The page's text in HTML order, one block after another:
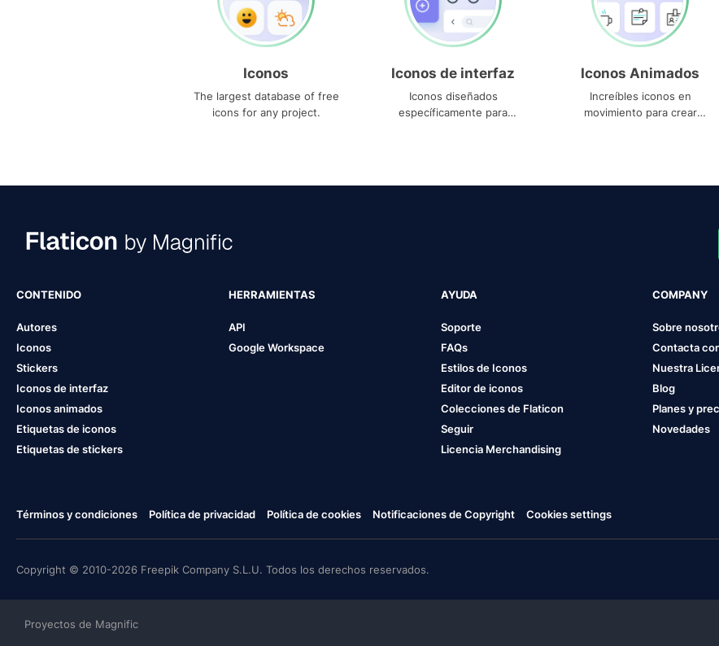
Iconos
The largest database of free
icons for any project.
Iconos de interfaz
Iconos diseñados
específicamente para
Iconos Animados
Increíbles iconos en
movimiento para crear
CONTENIDO
Autores
Iconos
Stickers
Iconos de interfaz
Iconos animados
Etiquetas de iconos
Etiquetas de stickers
HERRAMIENTAS
API
Google Workspace
AYUDA
Soporte
FAQs
Estilos de Iconos
Editor de iconos
Colecciones de Flaticon
Seguir
Licencia Merchandising
COMPANY
Sobre
Contacta
Nuestra
Blog
Planes y
Novedades
Términos y condiciones Política de privacidad Política de cookies Notificaciones de Copyright Cookies settings
Copyright © 2010-2026 Freepik Company S.L.U. Todos los derechos reservados.
Proyectos de Magnific